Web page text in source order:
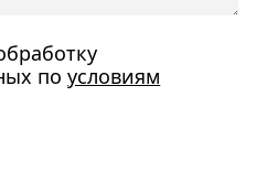
поусловиям